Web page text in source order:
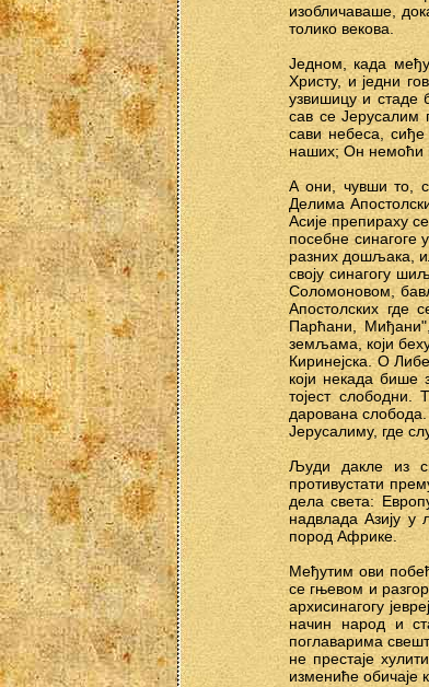
изобличаваше,
толико векова.
Једном, када
Христу, и једни
узвишицу и стаде
сав се Јерусалим
сави небеса,
наших; Он немоћи
А они, чувши то,
Делима
Асије препираху
посебне синагоге
разних дошљака,
своју синагогу
Соломоновом,
Апостолских где
Парћани,
земљама, који
Киринејска. О
који некада бише
тојест
дарована
Јерусалиму, где
Људи дакле из
противустати
дела света:
надвлада Азију у
пород Африке.
Међутим ови
се гњевом и
архисинагогу
начин народ и
поглаварима
не престаје
измениће обичаје